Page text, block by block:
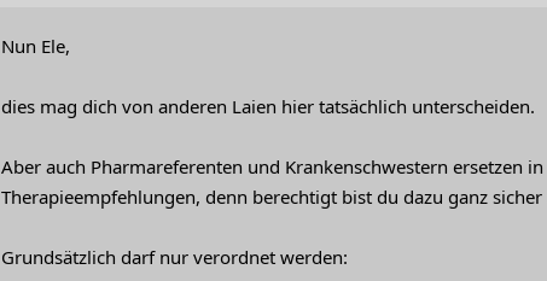
Nun Ele,
dies mag dich von anderen Laien hier tatsächlich unterscheiden.
Aber auch Pharmareferenten und Krankenschwestern ersetzen
Therapieempfehlungen, denn berechtigt bist du dazu ganz sicher
Grundsätzlich darf nur verordnet werden: